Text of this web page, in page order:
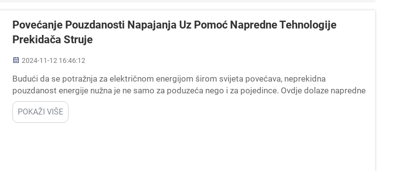
Povećanje Pouzdanosti Napajanja Uz Pomoć Napredne Tehnologije
Prekidača Struje
2024-11-12 16:46:12
Budući da se potražnja za električnom energijom širom svijeta povećava, neprekidna
pouzdanost energije nužna je ne samo za poduzeća nego i za pojedince. Ovdje dolaze napredne
tehnologije za izolaciju gasnih prekidača. Kako prekidači...
POKAŽI VIŠE